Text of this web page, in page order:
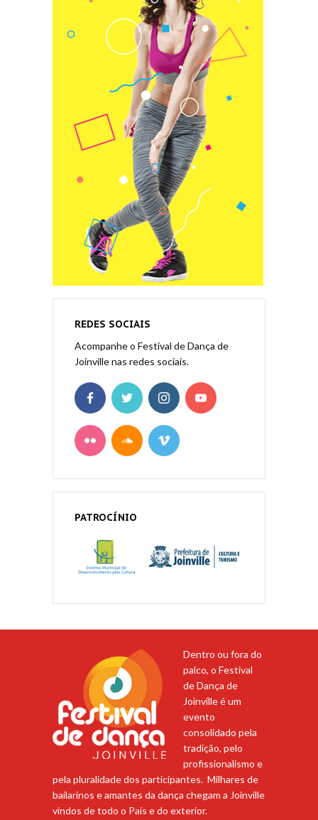
REDES SOCIAIS
Acompanhe o Festival de Dança de
Joinville nas redes sociais.
PATROCÍNIO
Dentro ou fora do
palco, o Festival
de Dança de
Joinville é um
evento
consolidado pela
tradição, pelo
profissionalismo e
pela pluralidade dos participantes. Milhares de
bailarinos e amantes da dança chegam a Joinville
vindos de todo o País e do exterior.